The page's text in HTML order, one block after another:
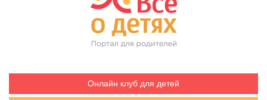
Онлайн клуб для детей